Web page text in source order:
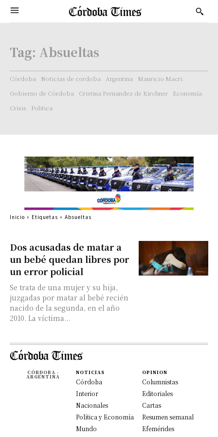
Tag: Absueltas
Córdoba Noticias de cordoba Argentina
Mauricio Macri
Gobierno de Córdoba
Cristina Fernandez de Kirchner
Economía
Crisis
Politica
Dos acusadas de matar a
un bebé quedan libres por
un error policial
Se trata de una mujer y su hija,
juzgadas por matar al bebé recién
nacido de la segunda, en el año
2010. La víctima...
Inicio Etiquetas Absueltas
CÓRDOBA -
ARGENTINA
NOTICIAS
Córdoba
Interior
Nacionales
Política y Economía
Mundo
OPINION
Columnistas
Editoriales
Cartas
Resumen semanal
Efemérides